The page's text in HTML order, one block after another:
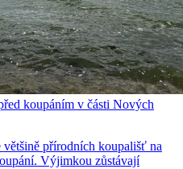
koupáním v části Nových
většině přírodních koupališť na
Výjimkou zůstávají